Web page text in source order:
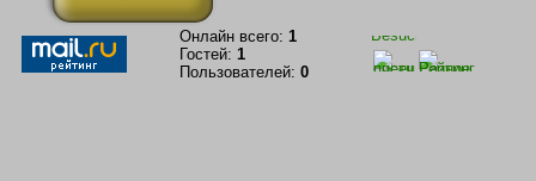
Онлайн всего: 1
Гостей: 1
Пользователей: 0